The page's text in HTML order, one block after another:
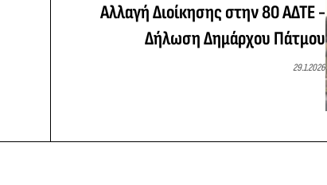
Αλλαγή Διοίκησης στην 80 ΑΔΤΕ -
Δήλωση Δημάρχου Πάτμου
29.1.2026